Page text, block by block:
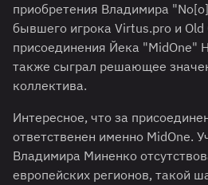
приобретения Владимира
бывшего игрока Virtus.pro и Old
присоединения Йека "MidOne"
также сыграл решающее
коллектива.
Интересное, что за
ответственен именно MidOne.
Владимира Миненко
европейских регионов, такой